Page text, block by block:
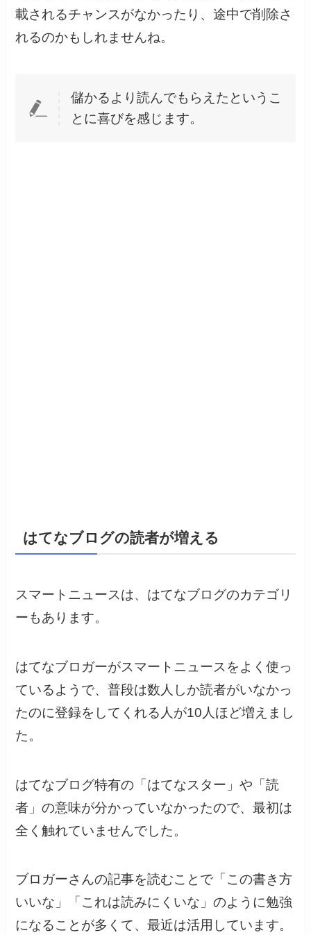
載されるチャンスがなかったり、途中で削除さ
れるのかもしれませんね。
儲かるより読んでもらえたというこ
とに喜びを感じます。
はてなブログの読者が増える
スマートニュースは、はてなブログのカテゴリ
ーもあります。
はてなブロガーがスマートニュースをよく使っ
ているようで、普段は数人しか読者がいなかっ
たのに登録をしてくれる人が10人ほど増えまし
た。
はてなブログ特有の「はてなスター」や「読
者」の意味が分かっていなかったので、最初は
全く触れていませんでした。
ブロガーさんの記事を読むことで「この書き方
いいな」「これは読みにくいな」のように勉強
になることが多くて、最近は活用しています。